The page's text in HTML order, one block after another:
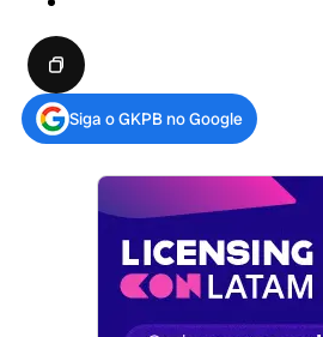
Siga o GKPB no Google